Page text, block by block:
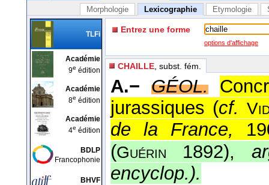
Morphologie Lexicographie Etymologie
TLFi
Académie
9e édition
Académie
8e édition
Académie
4e édition
BDLP
Francophonie
BHVF
Entrez une forme
options d'affichage
CHAILLE , subst. fém.
A.− GÉOL.
jurassiques (cf.
de la France,
(Guérin 1892),
encyclop.).